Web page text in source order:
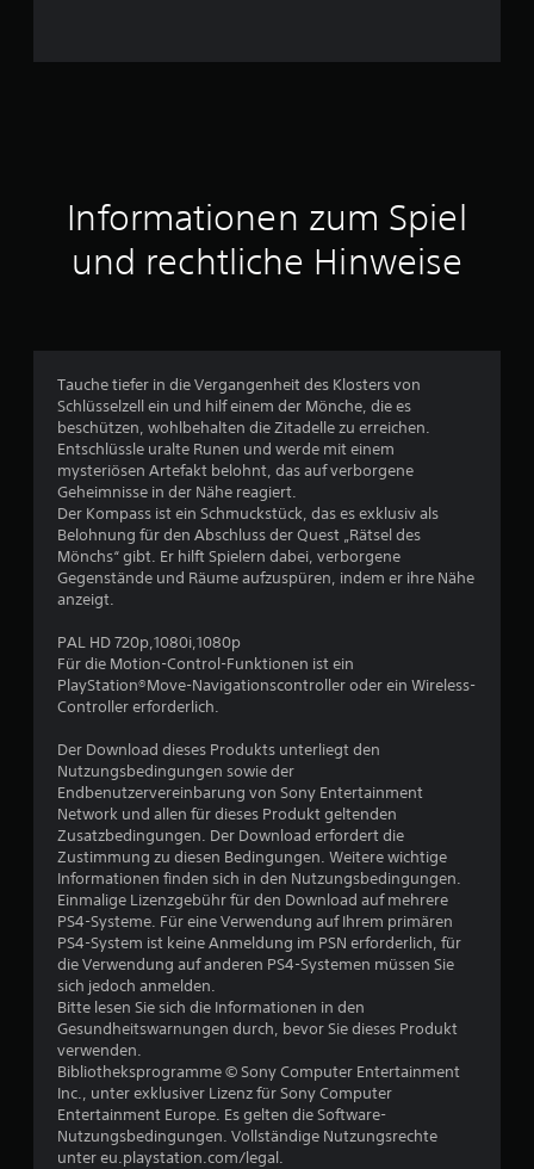
n
u
s
7
w
r
g
e
n
Informationen zum Spiel
und rechtliche Hinweise
Tauche tiefer in die Vergangenheit des Klosters von
Schlüsselzell ein und hilf einem der Mönche, die es
beschützen, wohlbehalten die Zitadelle zu erreichen.
Entschlüssle uralte Runen und werde mit einem
mysteriösen Artefakt belohnt, das auf verborgene
Geheimnisse in der Nähe reagiert.
Der Kompass ist ein Schmuckstück, das es exklusiv als
Belohnung für den Abschluss der Quest „Rätsel des
Mönchs“ gibt. Er hilft Spielern dabei, verborgene
Gegenstände und Räume aufzuspüren, indem er ihre Nähe
anzeigt.
PAL HD 720p,1080i,1080p
Für die Motion-Control-Funktionen ist ein
PlayStation®Move-Navigationscontroller oder ein Wireless-
Controller erforderlich.
Der Download dieses Produkts unterliegt den
Nutzungsbedingungen sowie der
Endbenutzervereinbarung von Sony Entertainment
Network und allen für dieses Produkt geltenden
Zusatzbedingungen. Der Download erfordert die
Zustimmung zu diesen Bedingungen. Weitere wichtige
Informationen finden sich in den Nutzungsbedingungen.
Einmalige Lizenzgebühr für den Download auf mehrere
PS4-Systeme. Für eine Verwendung auf Ihrem primären
PS4-System ist keine Anmeldung im PSN erforderlich, für
die Verwendung auf anderen PS4-Systemen müssen Sie
sich jedoch anmelden.
Bitte lesen Sie sich die Informationen in den
Gesundheitswarnungen durch, bevor Sie dieses Produkt
verwenden.
Bibliotheksprogramme © Sony Computer Entertainment
Inc., unter exklusiver Lizenz für Sony Computer
Entertainment Europe. Es gelten die Software-
Nutzungsbedingungen. Vollständige Nutzungsrechte
unter eu.playstation.com/legal.